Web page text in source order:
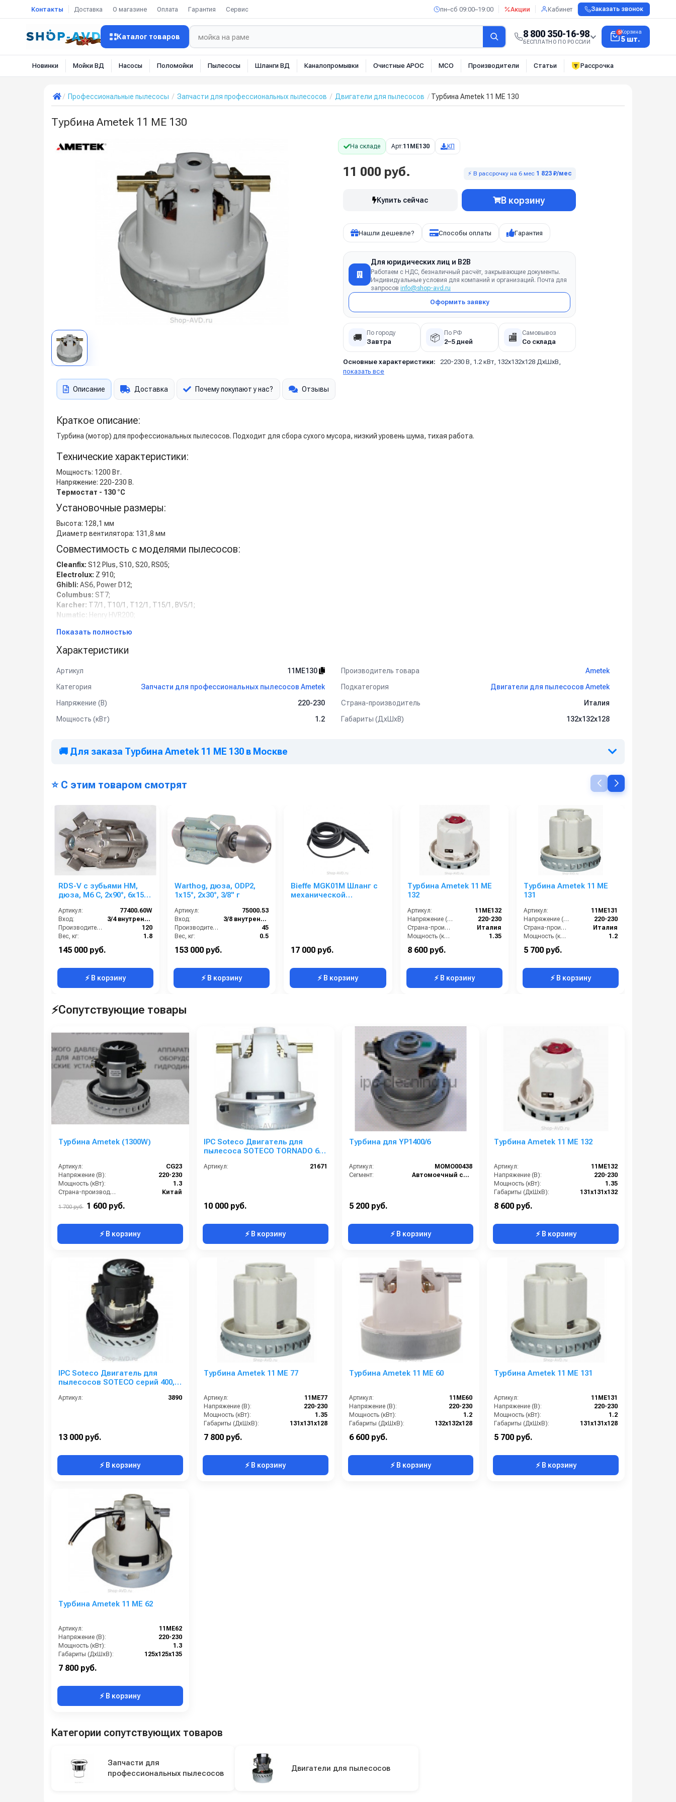
Контакты Доставка О магазине Оплата Гарантия Сервис пн–сб 09:00–19:00 Акции Кабинет Заказать звонок
Каталог товаров 8 800 350-16-98
БЕСПЛАТНО ПО РОССИИ
5Корзина
5 шт.
Новинки Мойки ВД Насосы Поломойки Пылесосы Шланги ВД Каналопромывки Очистные АРОС МСО Производители Статьи Рассрочка
Профессиональные пылесосы Запчасти для профессиональных пылесосов Двигатели для пылесосов Турбина Ametek 11 ME 130
Турбина Ametek 11 ME 130
На складе Арт:11ME130 КП
11 000 руб. ⚡ В рассрочку на 6 мес 1 823 ₽/мес
Купить сейчас В корзину
Нашли дешевле? Способы оплаты Гарантия
Для юридических лиц и B2B
Работаем с НДС, безналичный расчёт, закрывающие документы.
Индивидуальные условия для компаний и организаций. Почта для
запросов info@shop-avd.ru
Оформить заявку
🚚 По городу
Завтра 📦 По РФ
2–5 дней 🏬 Самовывоз
Со склада
Основные характеристики:
220-230 В, 1.2 кВт, 132х132х128 ДхШхВ,
показать все
Описание Доставка Почему покупают у нас? Отзывы
Краткое описание:
Турбина (мотор) для профессиональных пылесосов. Подходит для сбора сухого мусора, низкий уровень шума, тихая работа.
Технические характеристики:
Мощность: 1200 Вт.
Напряжение: 220-230 В.
Термостат - 130 °С
Установочные размеры:
Высота: 128,1 мм
Диаметр вентилятора: 131,8 мм
Совместимость с моделями пылесосов:
Cleanfix: S12 Plus, S10, S20, RS05;
Electrolux: Z 910;
Ghibli: AS6, Power D12;
Columbus: ST7;
Karcher: T7/1, T10/1, T12/1, T15/1, BV5/1;
Numatic: Henry HVR200;
Taski:Vento 15, Bora 12;
Lavor Pro:
Упаковка:
Оптовая упаковка: 12 шт в коробке.
Показать полностью
Характеристики
Артикул 11ME130 Производитель товара
Ametek
Категория
Запчасти для профессиональных пылесосов Ametek Подкатегория
Двигатели для пылесосов Ametek
Напряжение (В)
220-230 Страна-производитель
Италия
Мощность (кВт)
1.2 Габариты (ДхШхВ) 132х132х128
🚚 Для заказа Турбина Ametek 11 ME 130 в Москве
⭐ С этим товаром смотрят
RDS-V с зубьями HM,
дюза, M6 C, 2x90°, 6x15°,
Артикул:
77400.60W
Вход:
3/4 внутренняя резьба
Производительность (л/мин):
120
Вес, кг:
1.8
Давление (бар):
Диаметр внутренний:
145 000 руб.
⚡ В корзину
Warthog, дюза, ODP2,
1x15°, 2x30°, 3/8'' г
Артикул:
75000.53
Вход:
3/8 внутренняя резьба
Производительность (л/мин):
45
Вес, кг:
0.5
Диаметр внутренний:
Длина (мм):
153 000 руб.
⚡ В корзину
Bieffe MGK01M Шланг с
механической
17 000 руб.
⚡ В корзину
Турбина Ametek 11 ME
132
Артикул:
11ME132
Напряжение (В):
220-230
Страна-производитель:
Италия
Мощность (кВт):
1.35
8 600 руб.
⚡ В корзину
Турбина Ametek 11 ME
131
Артикул:
11ME131
Напряжение (В):
220-230
Страна-производитель:
Италия
Мощность (кВт):
1.2
5 700 руб.
⚡ В корзину
⚡Сопутствующие товары
Турбина Ametek (1300W)
Артикул:
CG23
Напряжение (В):
220-230
Мощность (кВт):
1.3
Страна-производитель:
Китай
1 700 руб. 1 600 руб.
⚡ В корзину
IPC Soteco Двигатель для
пылесоса SOTECO TORNADO 600
Артикул: 21671
10 000 руб.
⚡ В корзину
Турбина для YP1400/6
Артикул:
MOMO00438
Сегмент:
Автомоечный сегмент
5 200 руб.
⚡ В корзину
Турбина Ametek 11 ME 132
Артикул:
11ME132
Напряжение (В):
220-230
Мощность (кВт):
1.35
Габариты (ДхШхВ):
131х131х132
8 600 руб.
⚡ В корзину
IPC Soteco Двигатель для
пылесосов SOTECO серий 400,
Артикул: 3890
13 000 руб.
⚡ В корзину
Турбина Ametek 11 ME 77
Артикул:
11ME77
Напряжение (В):
220-230
Мощность (кВт):
1.35
Габариты (ДхШхВ):
131х131х128
7 800 руб.
⚡ В корзину
Турбина Ametek 11 ME 60
Артикул:
11ME60
Напряжение (В):
220-230
Мощность (кВт):
1.2
Габариты (ДхШхВ):
132х132х128
6 600 руб.
⚡ В корзину
Турбина Ametek 11 ME 131
Артикул:
11ME131
Напряжение (В):
220-230
Мощность (кВт):
1.2
Габариты (ДхШхВ):
131х131х128
5 700 руб.
⚡ В корзину
Турбина Ametek 11 ME 62
Артикул:
11ME62
Напряжение (В):
220-230
Мощность (кВт):
1.3
Габариты (ДхШхВ):
125х125х135
7 800 руб.
⚡ В корзину
Категории сопутствующих товаров
Запчасти для
профессиональных пылесосов
Двигатели для пылесосов